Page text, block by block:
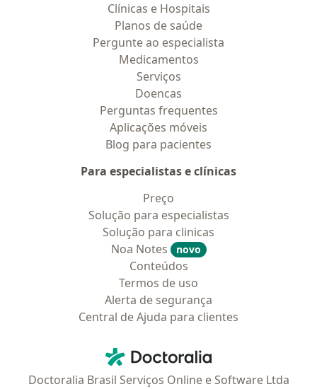
Clínicas e Hospitais
Planos de saúde
Pergunte ao especialista
Medicamentos
Serviços
Doencas
Perguntas frequentes
Aplicações móveis
Blog para pacientes
Para especialistas e clínicas
Preço
Solução para especialistas
Solução para clinicas
Noa Notes
novo
Conteúdos
Termos de uso
Alerta de segurança
Central de Ajuda para clientes
Doctoralia - Homepage
Doctoralia Brasil Serviços Online e Software Ltda